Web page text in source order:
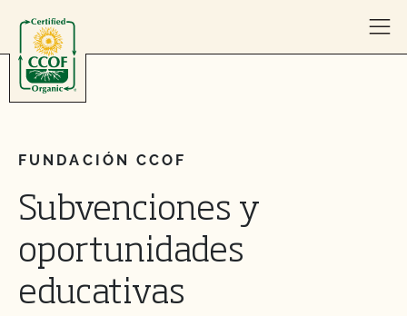
FUNDACIÓN CCOF
Subvenciones y
oportunidades
educativas